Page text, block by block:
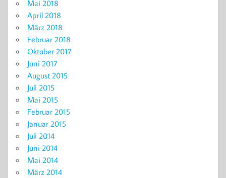
Mai 2018
April 2018
März 2018
Februar 2018
Oktober 2017
Juni 2017
August 2015
Juli 2015
Mai 2015
Februar 2015
Januar 2015
Juli 2014
Juni 2014
Mai 2014
März 2014